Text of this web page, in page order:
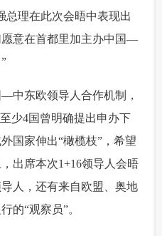
理在此次会晤中表现出
意在首都里加主办中国—
东欧领导人合作机制，
少4国曾明确提出申办下
国家伸出“橄榄枝”，希望
出席本次1+16领导人会晤
人，还有来自欧盟、奥地
的“观察员”。